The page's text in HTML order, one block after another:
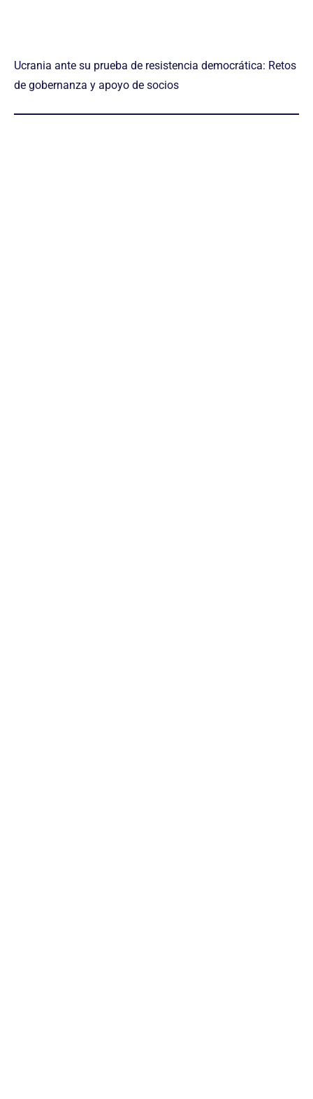
Ucrania ante su prueba de resistencia democrática: Retos
de gobernanza y apoyo de socios